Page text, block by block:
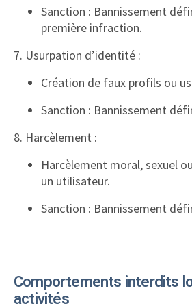
Sanction : Bannissement
première infraction.
7. Usurpation d’identité :
Création de faux profils ou
Sanction : Bannissement
8. Harcèlement :
Harcèlement moral, sexuel
un utilisateur.
Sanction : Bannissement
Comportements interdits
activités